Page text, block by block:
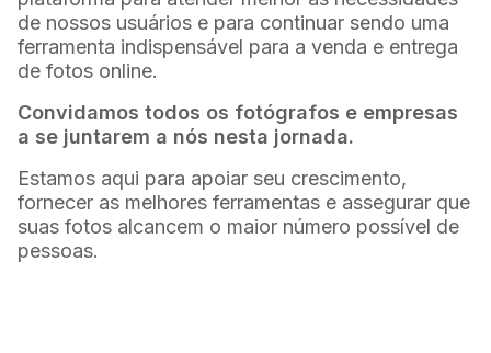
de nossos usuários e para continuar sendo uma
ferramenta indispensável para a venda e entrega
de fotos online.
Convidamos todos os fotógrafos e empresas
a se juntarem a nós nesta jornada.
Estamos aqui para apoiar seu crescimento,
fornecer as melhores ferramentas e assegurar que
suas fotos alcancem o maior número possível de
pessoas.